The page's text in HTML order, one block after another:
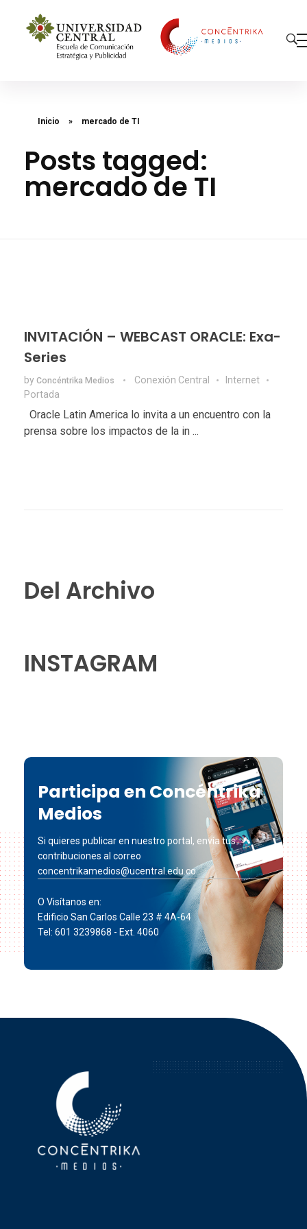
Inicio » mercado de TI
Posts tagged:
mercado de TI
INVITACIÓN – WEBCAST ORACLE: Exa-
Series
by Concéntrika Medios Conexión Central
Internet
Portada
Oracle Latin America lo invita a un encuentro con la
prensa sobre los impactos de la in ...
Del Archivo
INSTAGRAM
Participa en Concéntrika
Medios
Si quieres publicar en nuestro portal, envía tus
contribuciones al correo
concentrikamedios@ucentral.edu.co
O Visítanos en:
Edificio San Carlos Calle 23 # 4A-64
Tel: 601 3239868 - Ext. 4060